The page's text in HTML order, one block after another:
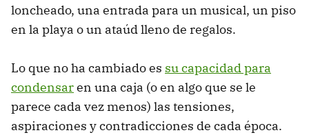
loncheado, una entrada para un musical, un piso
en la playa o un ataúd lleno de regalos.
Lo que no ha cambiado es su capacidad para
condensaren una caja (o en algo que se le
parece cada vez menos) las tensiones,
aspiraciones y contradicciones de cada época.